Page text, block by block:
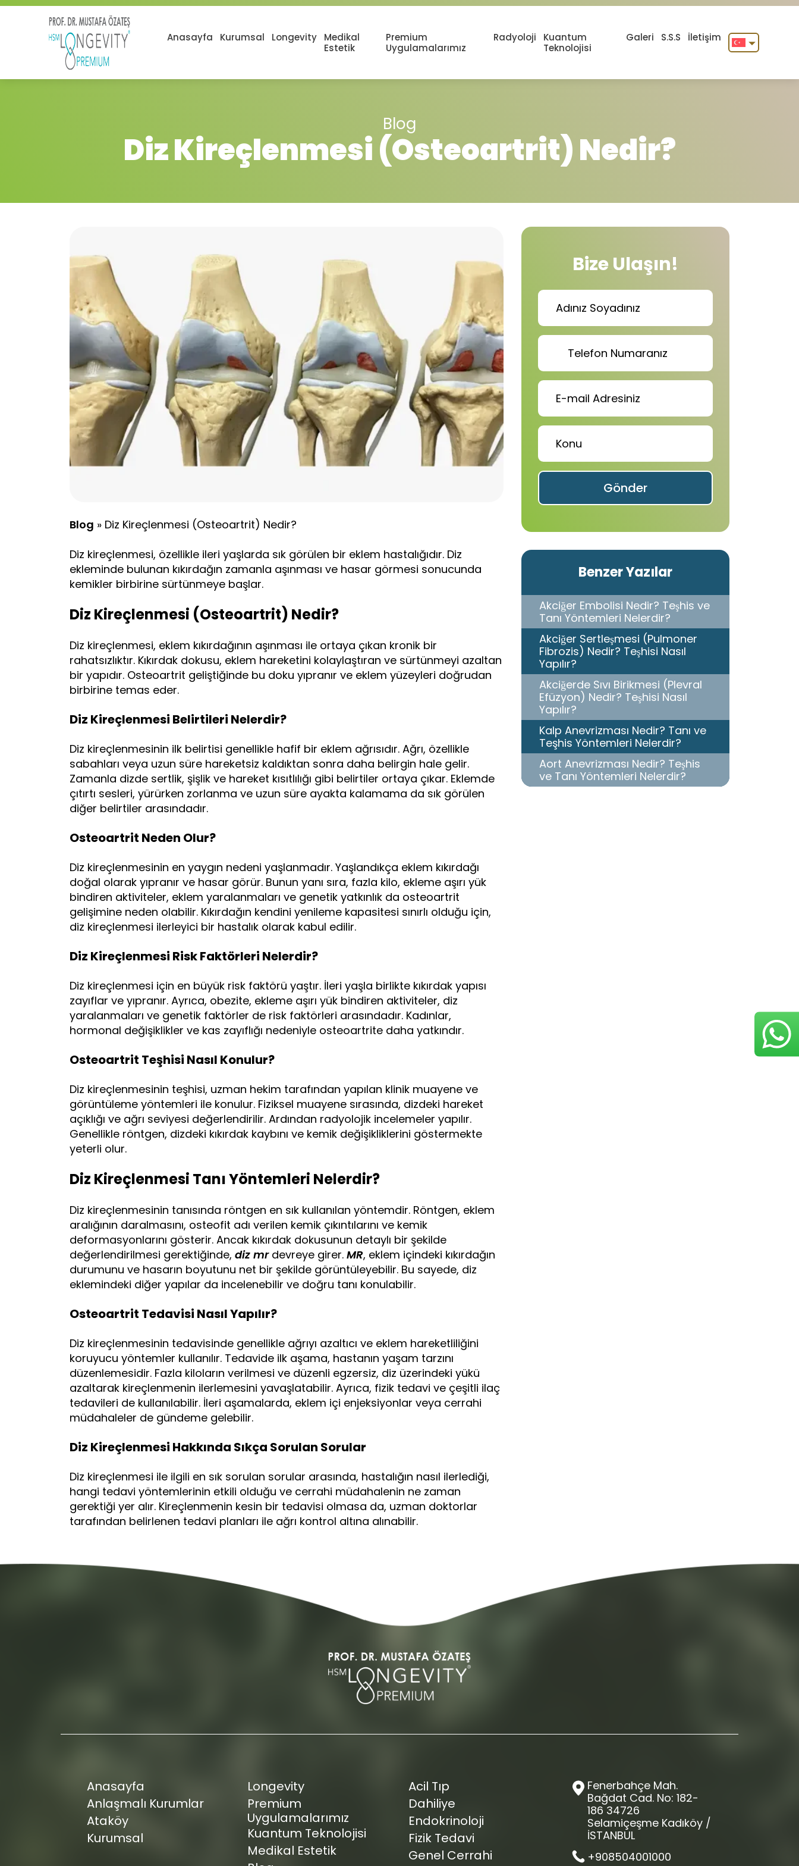
Anasayfa Kurumsal Longevity
Medikal
Estetik
Premium
Uygulamalarımız
Radyoloji
Kuantum
Teknolojisi
Galeri S.S.S İletişim
Blog
Diz Kireçlenmesi (Osteoartrit) Nedir?
Blog » Diz Kireçlenmesi (Osteoartrit) Nedir?
Diz kireçlenmesi, özellikle ileri yaşlarda sık görülen bir eklem hastalığıdır. Diz
ekleminde bulunan kıkırdağın zamanla aşınması ve hasar görmesi sonucunda
kemikler birbirine sürtünmeye başlar.
Diz Kireçlenmesi (Osteoartrit) Nedir?
Diz kireçlenmesi, eklem kıkırdağının aşınması ile ortaya çıkan kronik bir
rahatsızlıktır. Kıkırdak dokusu, eklem hareketini kolaylaştıran ve sürtünmeyi azaltan
bir yapıdır. Osteoartrit geliştiğinde bu doku yıpranır ve eklem yüzeyleri doğrudan
birbirine temas eder.
Diz Kireçlenmesi Belirtileri Nelerdir?
Diz kireçlenmesinin ilk belirtisi genellikle hafif bir eklem ağrısıdır. Ağrı, özellikle
sabahları veya uzun süre hareketsiz kaldıktan sonra daha belirgin hale gelir.
Zamanla dizde sertlik, şişlik ve hareket kısıtlılığı gibi belirtiler ortaya çıkar. Eklemde
çıtırtı sesleri, yürürken zorlanma ve uzun süre ayakta kalamama da sık görülen
diğer belirtiler arasındadır.
Osteoartrit Neden Olur?
Diz kireçlenmesinin en yaygın nedeni yaşlanmadır. Yaşlandıkça eklem kıkırdağı
doğal olarak yıpranır ve hasar görür. Bunun yanı sıra, fazla kilo, ekleme aşırı yük
bindiren aktiviteler, eklem yaralanmaları ve genetik yatkınlık da osteoartrit
gelişimine neden olabilir. Kıkırdağın kendini yenileme kapasitesi sınırlı olduğu için,
diz kireçlenmesi ilerleyici bir hastalık olarak kabul edilir.
Diz Kireçlenmesi Risk Faktörleri Nelerdir?
Diz kireçlenmesi için en büyük risk faktörü yaştır. İleri yaşla birlikte kıkırdak yapısı
zayıflar ve yıpranır. Ayrıca, obezite, ekleme aşırı yük bindiren aktiviteler, diz
yaralanmaları ve genetik faktörler de risk faktörleri arasındadır. Kadınlar,
hormonal değişiklikler ve kas zayıflığı nedeniyle osteoartrite daha yatkındır.
Osteoartrit Teşhisi Nasıl Konulur?
Diz kireçlenmesinin teşhisi, uzman hekim tarafından yapılan klinik muayene ve
görüntüleme yöntemleri ile konulur. Fiziksel muayene sırasında, dizdeki hareket
açıklığı ve ağrı seviyesi değerlendirilir. Ardından radyolojik incelemeler yapılır.
Genellikle röntgen, dizdeki kıkırdak kaybını ve kemik değişikliklerini göstermekte
yeterli olur.
Diz Kireçlenmesi Tanı Yöntemleri Nelerdir?
Diz kireçlenmesinin tanısında röntgen en sık kullanılan yöntemdir. Röntgen, eklem
aralığının daralmasını, osteofit adı verilen kemik çıkıntılarını ve kemik
deformasyonlarını gösterir. Ancak kıkırdak dokusunun detaylı bir şekilde
değerlendirilmesi gerektiğinde, diz mrdevreye girer. MR, eklem içindeki kıkırdağın
durumunu ve hasarın boyutunu net bir şekilde görüntüleyebilir. Bu sayede, diz
eklemindeki diğer yapılar da incelenebilir ve doğru tanı konulabilir.
Osteoartrit Tedavisi Nasıl Yapılır?
Diz kireçlenmesinin tedavisinde genellikle ağrıyı azaltıcı ve eklem hareketliliğini
koruyucu yöntemler kullanılır. Tedavide ilk aşama, hastanın yaşam tarzını
düzenlemesidir. Fazla kiloların verilmesi ve düzenli egzersiz, diz üzerindeki yükü
azaltarak kireçlenmenin ilerlemesini yavaşlatabilir. Ayrıca, fizik tedavi ve çeşitli ilaç
tedavileri de kullanılabilir. İleri aşamalarda, eklem içi enjeksiyonlar veya cerrahi
müdahaleler de gündeme gelebilir.
Diz Kireçlenmesi Hakkında Sıkça Sorulan Sorular
Diz kireçlenmesi ile ilgili en sık sorulan sorular arasında, hastalığın nasıl ilerlediği,
hangi tedavi yöntemlerinin etkili olduğu ve cerrahi müdahalenin ne zaman
gerektiği yer alır. Kireçlenmenin kesin bir tedavisi olmasa da, uzman doktorlar
tarafından belirlenen tedavi planları ile ağrı kontrol altına alınabilir.
Bize Ulaşın!
Gönder
Benzer Yazılar
Akciğer Embolisi Nedir? Teşhis ve
Tanı Yöntemleri Nelerdir?
Akciğer Sertleşmesi (Pulmoner
Fibrozis) Nedir? Teşhisi Nasıl
Yapılır?
Akciğerde Sıvı Birikmesi (Plevral
Efüzyon) Nedir? Teşhisi Nasıl
Yapılır?
Kalp Anevrizması Nedir? Tanı ve
Teşhis Yöntemleri Nelerdir?
Aort Anevrizması Nedir? Teşhis
ve Tanı Yöntemleri Nelerdir?
Anasayfa
Anlaşmalı Kurumlar
Ataköy
Kurumsal
Longevity
Premium
Uygulamalarımız
Kuantum Teknolojisi
Medikal Estetik
Acil Tıp
Dahiliye
Endokrinoloji
Fizik Tedavi
Genel Cerrahi
Fenerbahçe Mah.
Bağdat Cad. No: 182-
186 34726
Selamiçeşme Kadıköy /
İSTANBUL
+908504001000